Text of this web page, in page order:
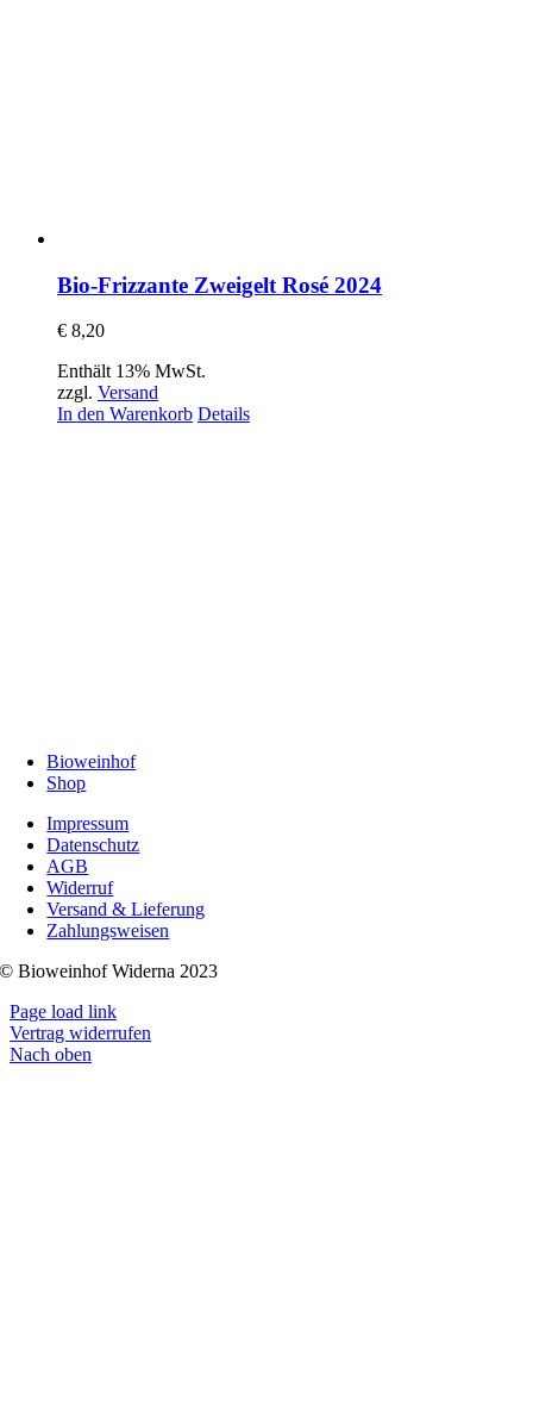
Bio-Frizzante Zweigelt Rosé 2024
€ 8,20
Enthält 13% MwSt.
zzgl. Versand
In den Warenkorb Details
Bioweinhof
Shop
Impressum
Datenschutz
AGB
Widerruf
Versand & Lieferung
Zahlungsweisen
© Bioweinhof Widerna 2023
Page load link
Vertrag widerrufen
Nach oben